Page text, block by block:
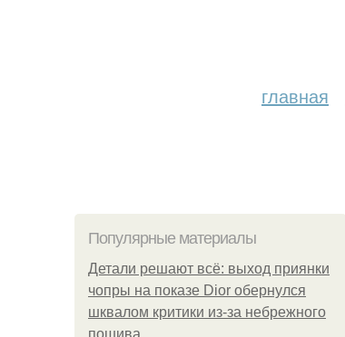
главная
Популярные материалы
Детали решают всё: выход приянки
чопры на показе Dior обернулся
шквалом критики из-за небрежного
пошива.